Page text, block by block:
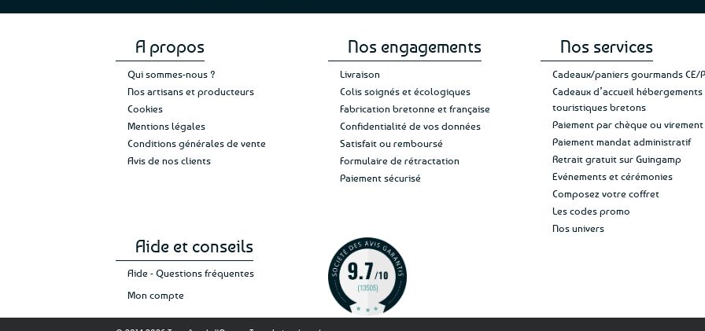
A propos
Qui sommes-nous ?
Nos artisans et producteurs
Cookies
Mentions légales
Conditions générales de vente
Avis de nos clients
Nos engagements
Livraison
Colis soignés et écologiques
Fabrication bretonne et française
Confidentialité de vos données
Satisfait ou remboursé
Formulaire de rétractation
Paiement sécurisé
Nos services
Cadeaux/paniers gourmands CE/
Cadeaux d’accueil hébergements
touristiques bretons
Paiement par chèque ou virement
Paiement mandat administratif
Retrait gratuit sur Guingamp
Evénements et cérémonies
Composez votre coffret
Les codes promo
Nos univers
Aide et conseils
Aide - Questions fréquentes
Mon compte